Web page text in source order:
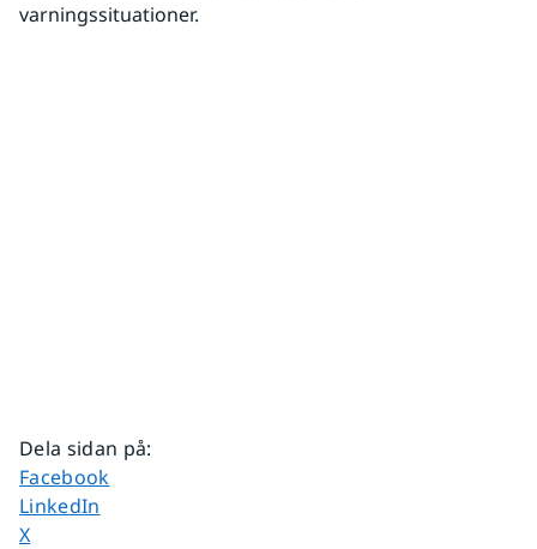
varningssituationer.
Dela sidan på:
Dela sidan på
Facebook
Dela sidan på
LinkedIn
Dela sidan på
X